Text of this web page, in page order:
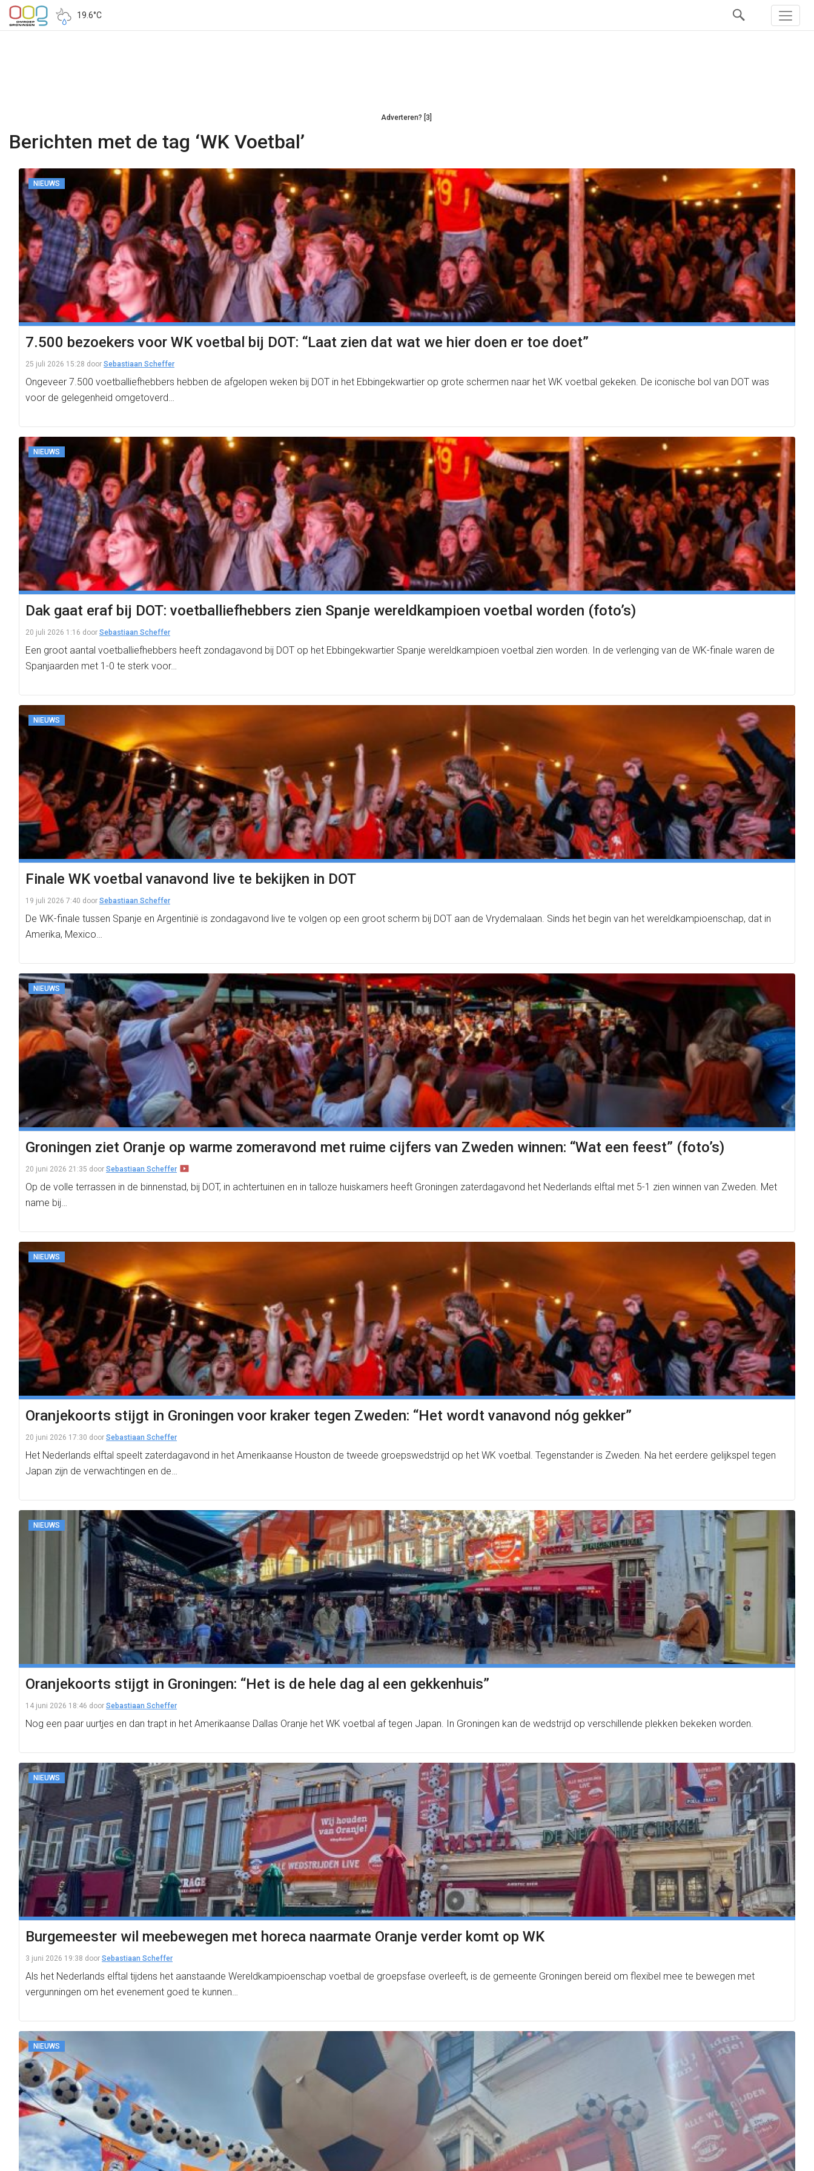
19.6°C
Adverteren? [3]
Berichten met de tag ‘WK Voetbal’
NIEUWS
7.500 bezoekers voor WK voetbal bij DOT: “Laat zien dat wat we hier doen er toe doet”
25 juli 2026 15:28 door Sebastiaan Scheffer
Ongeveer 7.500 voetballiefhebbers hebben de afgelopen weken bij DOT in het Ebbingekwartier op grote schermen naar het WK voetbal gekeken. De iconische bol van DOT was
voor de gelegenheid omgetoverd…
NIEUWS
Dak gaat eraf bij DOT: voetballiefhebbers zien Spanje wereldkampioen voetbal worden (foto’s)
20 juli 2026 1:16 door Sebastiaan Scheffer
Een groot aantal voetballiefhebbers heeft zondagavond bij DOT op het Ebbingekwartier Spanje wereldkampioen voetbal zien worden. In de verlenging van de WK-finale waren de
Spanjaarden met 1-0 te sterk voor…
NIEUWS
Finale WK voetbal vanavond live te bekijken in DOT
19 juli 2026 7:40 door Sebastiaan Scheffer
De WK-finale tussen Spanje en Argentinië is zondagavond live te volgen op een groot scherm bij DOT aan de Vrydemalaan. Sinds het begin van het wereldkampioenschap, dat in
Amerika, Mexico…
NIEUWS
Groningen ziet Oranje op warme zomeravond met ruime cijfers van Zweden winnen: “Wat een feest” (foto’s)
20 juni 2026 21:35 door Sebastiaan Scheffer
Op de volle terrassen in de binnenstad, bij DOT, in achtertuinen en in talloze huiskamers heeft Groningen zaterdagavond het Nederlands elftal met 5-1 zien winnen van Zweden. Met
name bij…
NIEUWS
Oranjekoorts stijgt in Groningen voor kraker tegen Zweden: “Het wordt vanavond nóg gekker”
20 juni 2026 17:30 door Sebastiaan Scheffer
Het Nederlands elftal speelt zaterdagavond in het Amerikaanse Houston de tweede groepswedstrijd op het WK voetbal. Tegenstander is Zweden. Na het eerdere gelijkspel tegen
Japan zijn de verwachtingen en de…
NIEUWS
Oranjekoorts stijgt in Groningen: “Het is de hele dag al een gekkenhuis”
14 juni 2026 18:46 door Sebastiaan Scheffer
Nog een paar uurtjes en dan trapt in het Amerikaanse Dallas Oranje het WK voetbal af tegen Japan. In Groningen kan de wedstrijd op verschillende plekken bekeken worden.
NIEUWS
Burgemeester wil meebewegen met horeca naarmate Oranje verder komt op WK
3 juni 2026 19:38 door Sebastiaan Scheffer
Als het Nederlands elftal tijdens het aanstaande Wereldkampioenschap voetbal de groepsfase overleeft, is de gemeente Groningen bereid om flexibel mee te bewegen met
vergunningen om het evenement goed te kunnen…
NIEUWS